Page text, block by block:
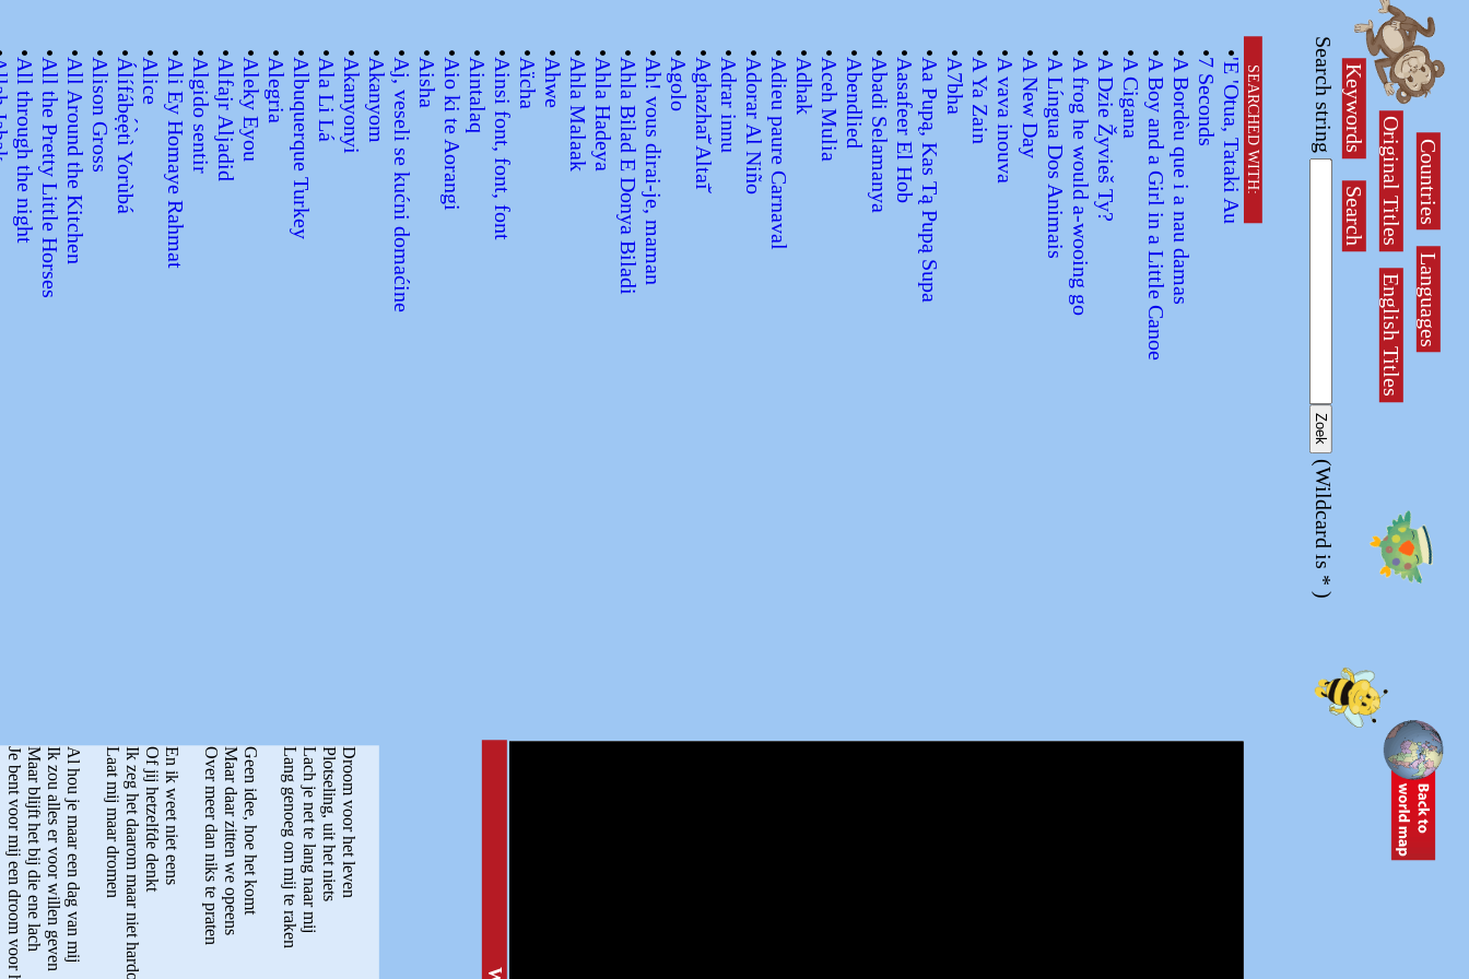
Countries
Languages
Original Titles
English Titles
Keywords
Search
Search string
(Wildcard is * )
SEARCHED WITH:
•
'E 'Otua, Tataki Au
•
7 Seconds
•
A Bordèu que i a nau damas
•
A Boy and a Girl in a Little Canoe
•
A Cigana
•
A Dzie Žyvieš Ty?
•
A frog he would a-wooing go
•
A Língua Dos Animais
•
A New Day
•
A vava inouva
•
A Ya Zain
•
A7bha
•
Aa Pupą, Kas Tą Pupą Supa
•
Aasafeer El Hob
•
Abadi Selamanya
•
Abendlied
•
Aceh Mulia
•
Adhak
•
Adieu paure Carnaval
•
Adorar Al Niño
•
Adrar innu
•
Aghazhaī̆ Altaī̆
•
Agolo
•
Ah! vous dirai-je, maman
•
Ahla Bilad E Donya Biladi
•
Ahla Hadeya
•
Ahla Malaak
•
Ahwe
•
Aïcha
•
Ainsi font, font, font
•
Aintalaq
•
Aio ki te Aorangi
•
Aisha
•
Aj, veseli se kućni domaćine
•
Akanyom
•
Akanyonyi
•
Ala Li Lá
•
Albuquerque Turkey
•
Alegria
•
Aleky Eyou
•
Alfajr Aljadid
•
Algido sentir
•
Ali Ey Homaye Rahmat
•
Alice
•
Álífábẹ́ẹ̀tì Yorùbá
•
Alison Gross
•
All Around the Kitchen
•
All the Pretty Little Horses
•
All through the night
Droom voor het leven
Plotseling, uit het niets
Lach je net te lang naar mij
Lang genoeg om mij te raken
Geen idee, hoe het komt
Maar daar zitten we opeens
Over meer dan niks te praten
En ik weet niet eens
Of jij hetzelfde denkt
Ik zeg het daarom maar niet hardop
Laat mij maar dromen
Al hou je maar een dag van mij
Ik zou alles er voor willen geven
Maar blijft het bij die ene lach
Je bent voor mij een droom voor het leven